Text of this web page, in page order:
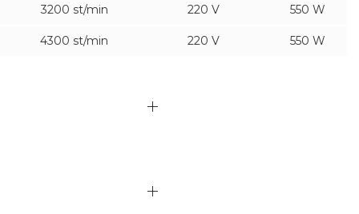
3200 st/min 220 V 550 W
4300 st/min 220 V 550 W